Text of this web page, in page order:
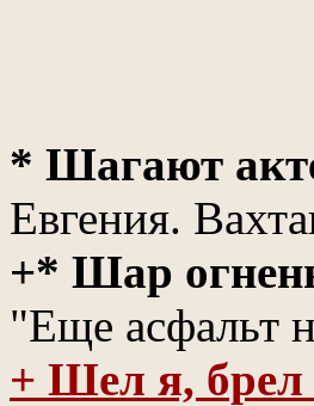
* Шагают
Евгения.
+* Шар
"Еще асфальт
+ Шел я, брел